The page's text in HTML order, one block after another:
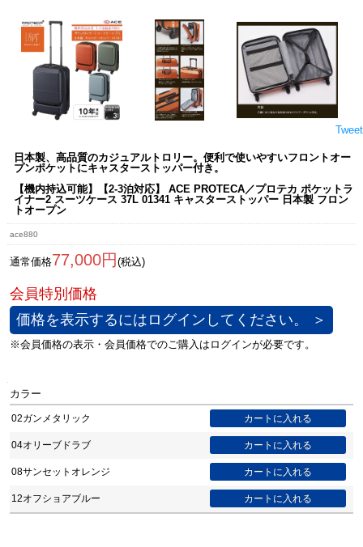
Tweet
日本製、高品質のカジュアルトロリー。便利で使いやすいフロントオー
プンポケットにキャスターストッパー付き。
【機内持込可能】【2-3泊対応】 ACE PROTECA／プロテカ ポケットラ
イナー2 スーツケース 37L 01341 キャスターストッパー 日本製 フロン
トオープン
ace880
通常価格77,000円 (税込)
価格を表示するにはログインしてください。 ＞
カラー
02ガンメタリック
04オリーブドラブ
08サンセットオレンジ
12オフショアブルー